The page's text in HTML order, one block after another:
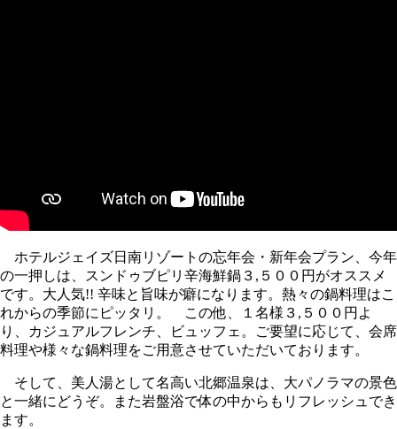
ホテルジェイズ日南リゾートの忘年会・新年会プラン、今年
の一押しは、スンドゥブピリ辛海鮮鍋３,５００円がオススメ
です。大人気!! 辛味と旨味が癖になります。熱々の鍋料理はこ
れからの季節にピッタリ。 この他、１名様３,５００円よ
り、カジュアルフレンチ、ビュッフェ。ご要望に応じて、会席
料理や様々な鍋料理をご用意させていただいております。
そして、美人湯として名高い北郷温泉は、大パノラマの景色
と一緒にどうぞ。また岩盤浴で体の中からもリフレッシュでき
ます。